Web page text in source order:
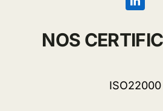
NOS
ISO22000